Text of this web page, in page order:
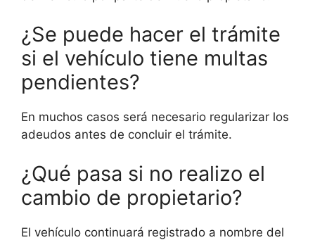
¿Se puede hacer el trámite
si el vehículo tiene multas
pendientes?
En muchos casos será necesario regularizar los
adeudos antes de concluir el trámite.
¿Qué pasa si no realizo el
cambio de propietario?
El vehículo continuará registrado a nombre del